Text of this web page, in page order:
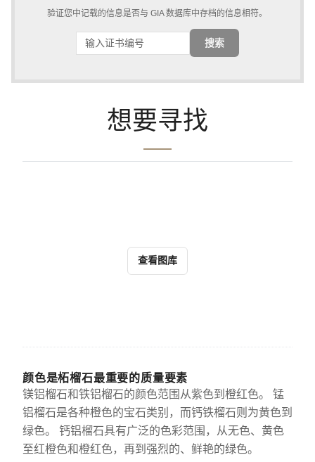
验证您中记载的信息是否与 GIA 数据库中存档的信息相符。
搜索
想要寻找
查看图库
颜色是柘榴石最重要的质量要素
镁铝榴石和铁铝榴石的颜色范围从紫色到橙红色。 锰
铝榴石是各种橙色的宝石类别，而钙铁榴石则为黄色到
绿色。 钙铝榴石具有广泛的色彩范围，从无色、黄色
至红橙色和橙红色，再到强烈的、鲜艳的绿色。